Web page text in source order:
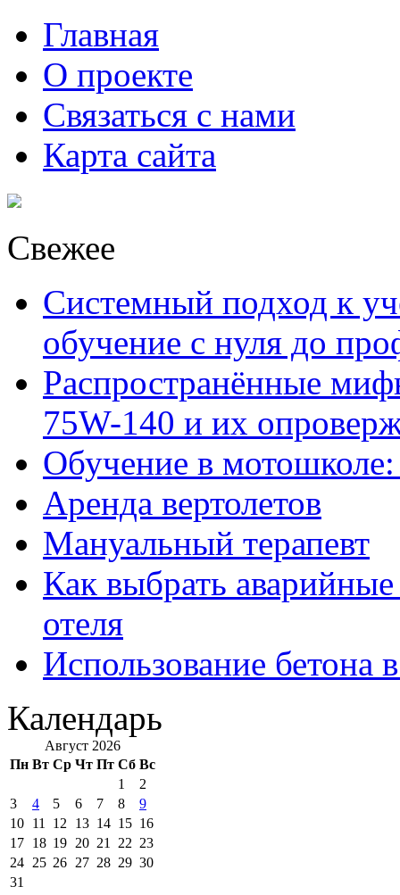
Главная
О проекте
Связаться с нами
Карта сайта
Свежее
Системный подход к
обучение с нуля до
Распространённые
75W-140 и их
Обучение в
Аренда вертолетов
Мануальный терапевт
Как выбрать
отеля
Использование бетона
Календарь
Август 2026
Пн Вт Ср Чт Пт Сб Вс
1
2
3
4 5 6 7 8
9
10 11 12 13 14 15 16
17 18 19 20 21 22 23
24 25 26 27 28 29 30
31